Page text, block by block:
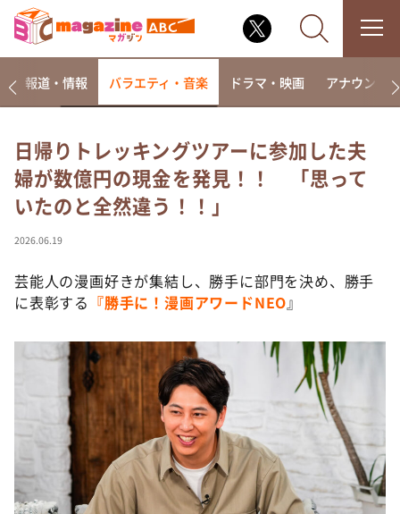
なるみ・岡村の過ぎるTV
相席食堂
これ余談なんですけど・・・
て真剣です
探偵！ナイトスクープ
news おかえり
河合＆A.B.C-Z塚田×福井アナ「なんでやねん！？」
（news おかえり）
DAIGOも台所 ～きょうの献立 何にする？～
本日はダイアンなり！シーズン２
朝だ！生です旅サラダ
教えて！ニュースライブ 正義のミカタ
報道・情報 バラエティ・音楽 ドラマ・映画 アナウンサー
日帰りトレッキングツアーに参加した夫
婦が数億円の現金を発見！！ 「思って
いたのと全然違う！！」
2026.06.19
芸能人の漫画好きが集結し、勝手に部門を決め、勝手
に表彰する 『勝手に！漫画アワードNEO』